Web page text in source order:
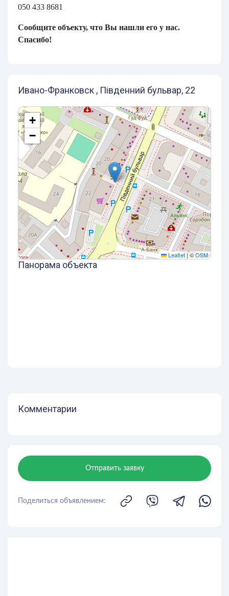
050 433 8681
Сообщите объекту, что Вы нашли его у нас.
Спасибо!
Ивано-Франковск , Південний бульвар, 22
+
−
Leaflet |©OSM
Панорама объекта
Комментарии
Отправить заявку
Поделиться объявлением: